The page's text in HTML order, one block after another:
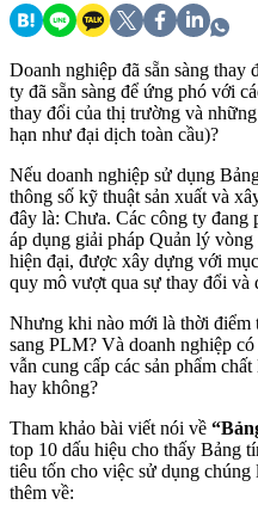
Doanh nghiệp đã sẵn sàng thay
ty đã sẵn sàng để ứng phó với
thay đổi của thị trường và
hạn như đại dịch toàn cầu)?
Nếu doanh nghiệp sử dụng
thông số kỹ thuật sản xuất và
đây là: Chưa. Các công ty đang
áp dụng giải pháp Quản lý
hiện đại, được xây dựng với
quy mô vượt qua sự thay đổi và
Nhưng khi nào mới là thời điểm
sang PLM? Và doanh nghiệp
vẫn cung cấp các sản phẩm
hay không?
Tham khảo bài viết nói về
top 10 dấu hiệu cho thấy Bảng
tiêu tốn cho việc sử dụng
thêm về: